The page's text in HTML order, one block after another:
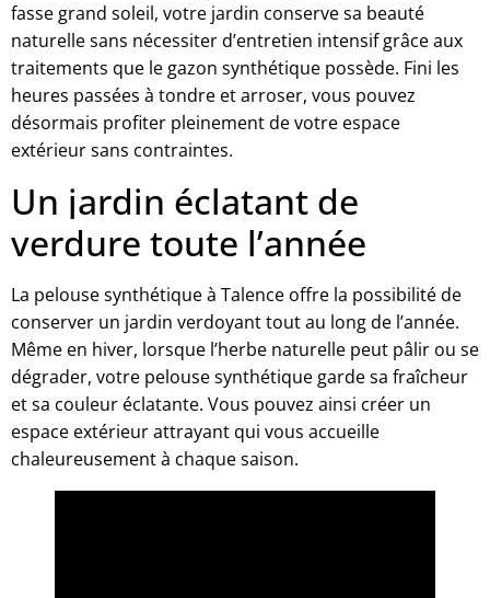
fasse grand soleil, votre jardin conserve sa beauté
naturelle sans nécessiter d’entretien intensif grâce aux
traitements que le gazon synthétique possède. Fini les
heures passées à tondre et arroser, vous pouvez
désormais profiter pleinement de votre espace
extérieur sans contraintes.
Un jardin éclatant de
verdure toute l’année
La pelouse synthétique à Talence offre la possibilité de
conserver un jardin verdoyant tout au long de l’année.
Même en hiver, lorsque l’herbe naturelle peut pâlir ou se
dégrader, votre pelouse synthétique garde sa fraîcheur
et sa couleur éclatante. Vous pouvez ainsi créer un
espace extérieur attrayant qui vous accueille
chaleureusement à chaque saison.